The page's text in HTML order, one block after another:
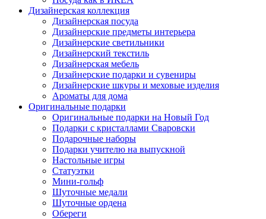
Дизайнерская коллекция
Дизайнерская посуда
Дизайнерские предметы интерьера
Дизайнерские светильники
Дизайнерский текстиль
Дизайнерская мебель
Дизайнерские подарки и сувениры
Дизайнерские шкуры и меховые изделия
Ароматы для дома
Оригинальные подарки
Оригинальные подарки на Новый Год
Подарки с кристаллами Сваровски
Подарочные наборы
Подарки учителю на выпускной
Настольные игры
Статуэтки
Мини-гольф
Шуточные медали
Шуточные ордена
Обереги